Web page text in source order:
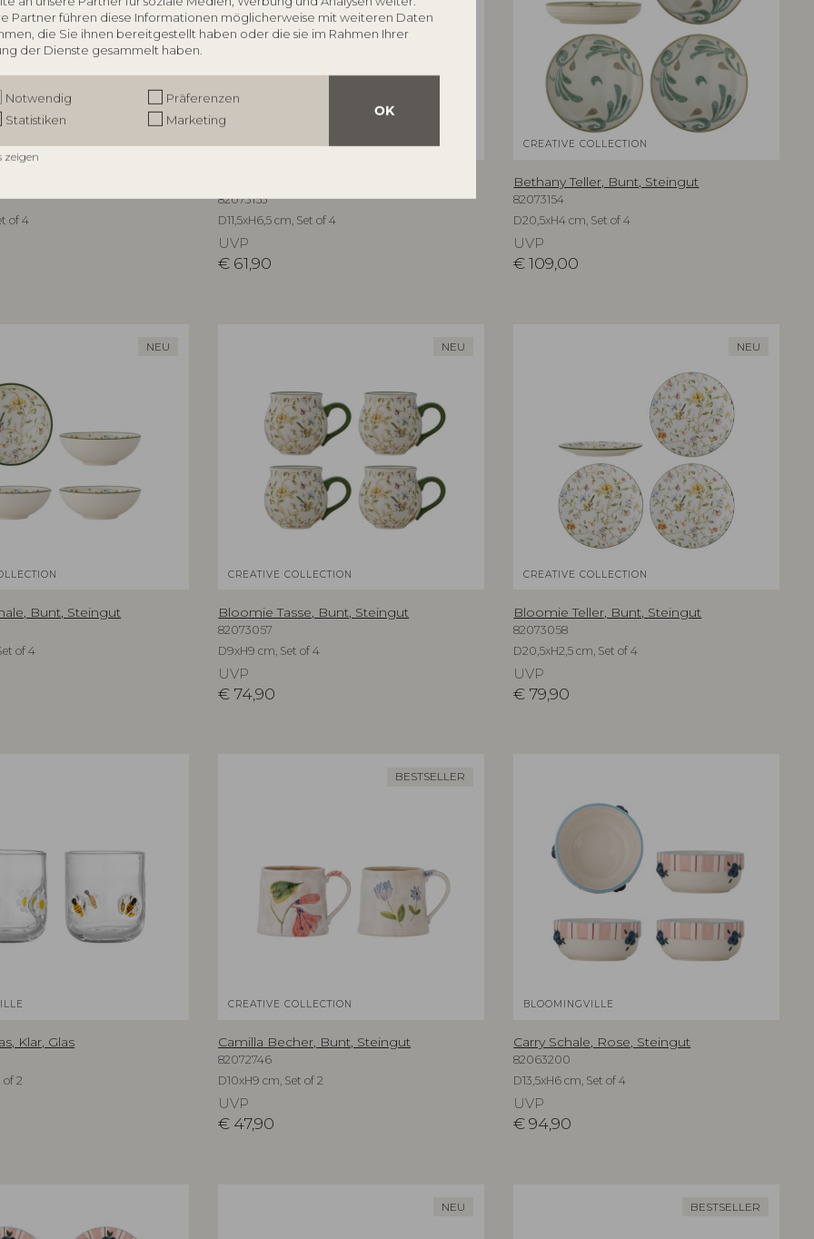
Partner führen diese Informationen möglicherweise mit weiteren Daten
die Sie ihnen bereitgestellt haben oder die sie im Rahmen Ihrer
der Dienste gesammelt haben.
OK
Notwendig
Präferenzen
Statistiken
Marketing
zeigen
Bunt, Steingut
of 4
CREATIVE COLLECTION
82073153
D11,5xH6,5 cm, Set of 4
UVP
€ 61,90
CREATIVE COLLECTION
Bethany Teller, Bunt, Steingut
82073154
D20,5xH4 cm, Set of 4
UVP
€ 109,00
NEU
Bunt, Steingut
of 4
NEU
CREATIVE COLLECTION
Bloomie Tasse, Bunt, Steingut
82073057
D9xH9 cm, Set of 4
UVP
€ 74,90
NEU
CREATIVE COLLECTION
Bloomie Teller, Bunt, Steingut
82073058
D20,5xH2,5 cm, Set of 4
UVP
€ 79,90
Klar, Glas
of 2
BESTSELLER
CREATIVE COLLECTION
Camilla Becher, Bunt, Steingut
82072746
D10xH9 cm, Set of 2
UVP
€ 47,90
BLOOMINGVILLE
Carry Schale, Rose, Steingut
82063200
D13,5xH6 cm, Set of 4
UVP
€ 94,90
NEU BESTSELLER